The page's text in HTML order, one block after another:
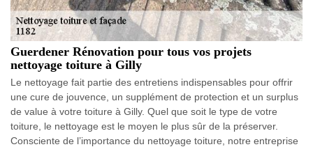
Guerdener Rénovation pour tous vos projets
nettoyage toiture à Gilly
Le nettoyage fait partie des entretiens indispensables pour offrir
une cure de jouvence, un supplément de protection et un surplus
de value à votre toiture à Gilly. Quel que soit le type de votre
toiture, le nettoyage est le moyen le plus sûr de la préserver.
Consciente de l’importance du nettoyage toiture, notre entreprise